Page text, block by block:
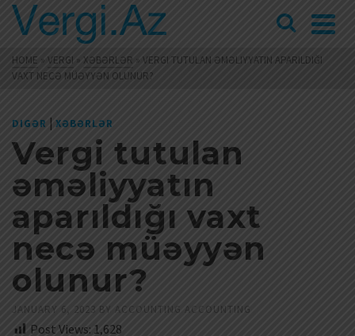
HOME » VERGI » XƏBƏRLƏR » VERGI TUTULAN ƏMƏLIYYATIN APARILDIĞI
VAXT NECƏ MÜƏYYƏN OLUNUR?
DIGƏR | XƏBƏRLƏR
Vergi tutulan
əməliyyatın
aparıldığı vaxt
necə müəyyən
olunur?
JANUARY 6, 2023 BY ACCOUNTING ACCOUNTING
Post Views: 1,628